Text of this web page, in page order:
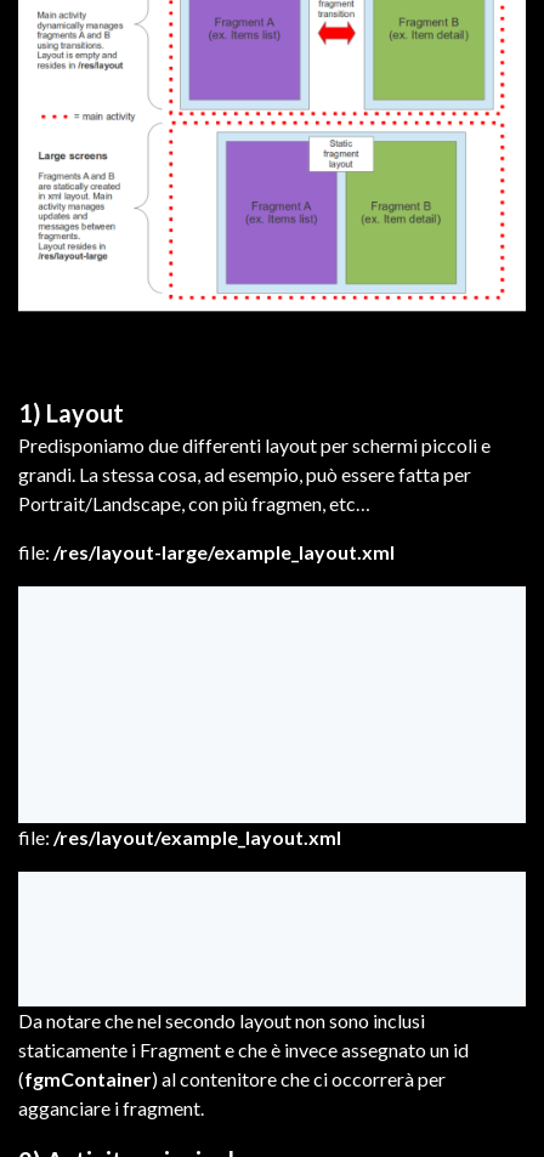
1) Layout
Predisponiamo due differenti layout per schermi piccoli e
grandi. La stessa cosa, ad esempio, può essere fatta per
Portrait/Landscape, con più fragmen, etc…
file: /res/layout-large/example_layout.xml
file: /res/layout/example_layout.xml
Da notare che nel secondo layout non sono inclusi
staticamente i Fragment e che è invece assegnato un id
(fgmContainer) al contenitore che ci occorrerà per
agganciare i fragment.